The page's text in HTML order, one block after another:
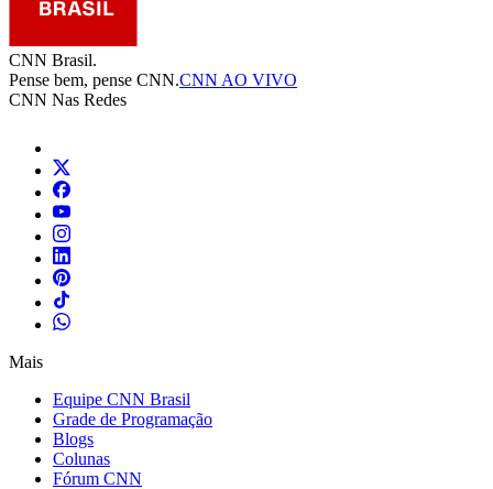
CNN Brasil.
Pense bem, pense CNN.CNN AO VIVO
CNN Nas Redes
Mais
Equipe CNN Brasil
Grade de Programação
Blogs
Colunas
Fórum CNN